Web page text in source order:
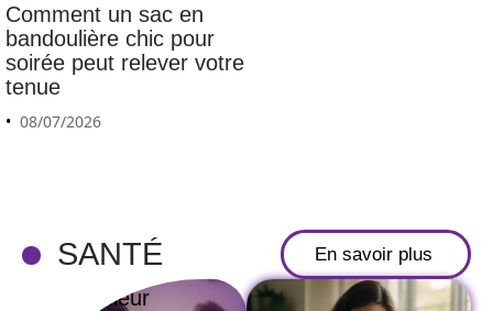
Comment un sac en
bandoulière chic pour
soirée peut relever votre
tenue
08/07/2026
SANTÉ En savoir plus
Comment un
atelier
votre posture
et réduire la
douleur